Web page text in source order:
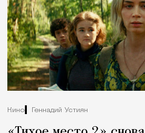
Кино Геннадий Устиян